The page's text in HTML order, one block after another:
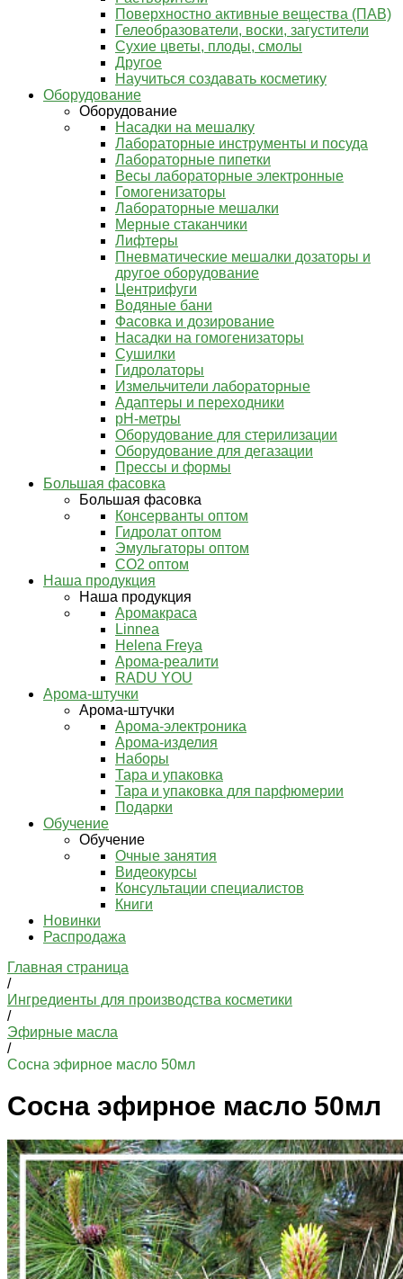
Поверхностно активные вещества (ПАВ)
Гелеобразователи, воски, загустители
Сухие цветы, плоды, смолы
Другое
Научиться создавать косметику
Оборудование
Оборудование
Насадки на мешалку
Лабораторные инструменты и посуда
Лабораторные пипетки
Весы лабораторные электронные
Гомогенизаторы
Лабораторные мешалки
Мерные стаканчики
Лифтеры
Пневматические мешалки дозаторы и
другое оборудование
Центрифуги
Водяные бани
Фасовка и дозирование
Насадки на гомогенизаторы
Сушилки
Гидролаторы
Измельчители лабораторные
Адаптеры и переходники
pH-метры
Оборудование для стерилизации
Оборудование для дегазации
Прессы и формы
Большая фасовка
Большая фасовка
Консерванты оптом
Гидролат оптом
Эмульгаторы оптом
СО2 оптом
Наша продукция
Наша продукция
Аромакраса
Linnea
Helena Freya
Арома-реалити
RADU YOU
Арома-штучки
Арома-штучки
Арома-электроника
Арома-изделия
Наборы
Тара и упаковка
Тара и упаковка для парфюмерии
Подарки
Обучение
Обучение
Очные занятия
Видеокурсы
Консультации специалистов
Книги
Новинки
Распродажа
Главная страница
/
Ингредиенты для производства косметики
/
Эфирные масла
/
Сосна эфирное масло 50мл
Сосна эфирное масло 50мл